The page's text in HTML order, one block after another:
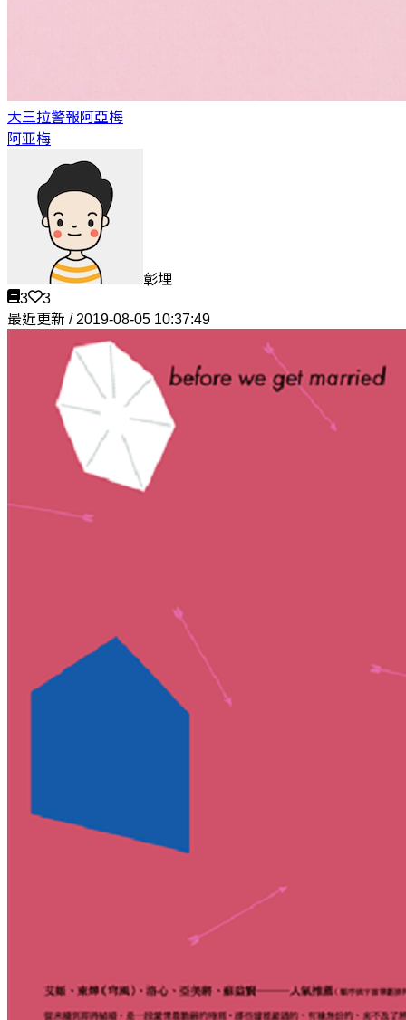
大三拉警報阿亞梅
阿亚梅
彰埋
3
3
最近更新 / 2019-08-05 10:37:49